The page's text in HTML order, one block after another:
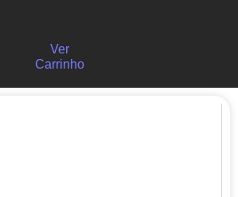
Ver
Carrinho